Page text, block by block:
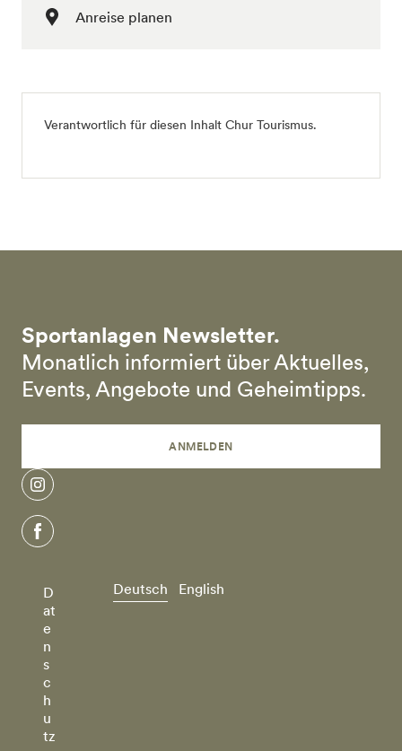
Anreise planen
Verantwortlich für diesen Inhalt Chur Tourismus.
Sportanlagen Newsletter.
Monatlich informiert über Aktuelles,
Events, Angebote und Geheimtipps.
ANMELDEN
instagram
facebook
D
at
e
n
s
c
h
u
tz
Deutsch English